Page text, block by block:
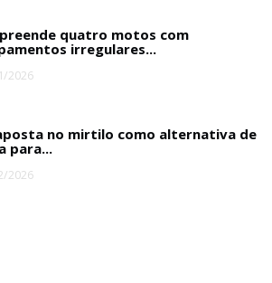
quatro motos com
irregulares...
2026
no mirtilo como alternativa de
para...
2026